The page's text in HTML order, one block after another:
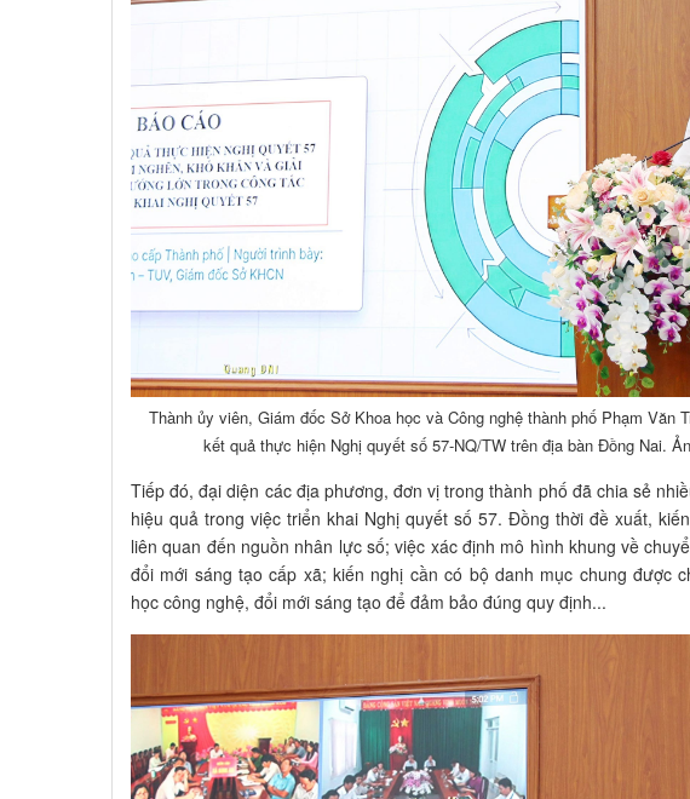
Thành ủy viên, Giám đốc Sở Khoa học và Công nghệ thành phố Phạm Văn
kết quả thực hiện Nghị quyết số 57-NQ/TW trên địa bàn Đồng Nai.
Tiếp đó, đại diện các địa phương, đơn vị trong thành phố đã chia sẻ
hiệu quả trong việc triển khai Nghị quyết số 57. Đồng thời đề xuất,
liên quan đến nguồn nhân lực số; việc xác định mô hình khung về
đổi mới sáng tạo cấp xã; kiến nghị cần có bộ danh mục chung được
học công nghệ, đổi mới sáng tạo để đảm bảo đúng quy định...